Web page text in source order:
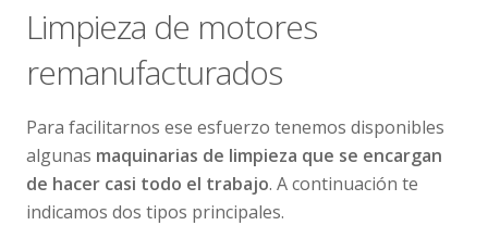
Limpieza de motores
remanufacturados
Para facilitarnos ese esfuerzo tenemos disponibles
algunas maquinarias de limpieza que se encargan
de hacer casi todo el trabajo. A continuación te
indicamos dos tipos principales.